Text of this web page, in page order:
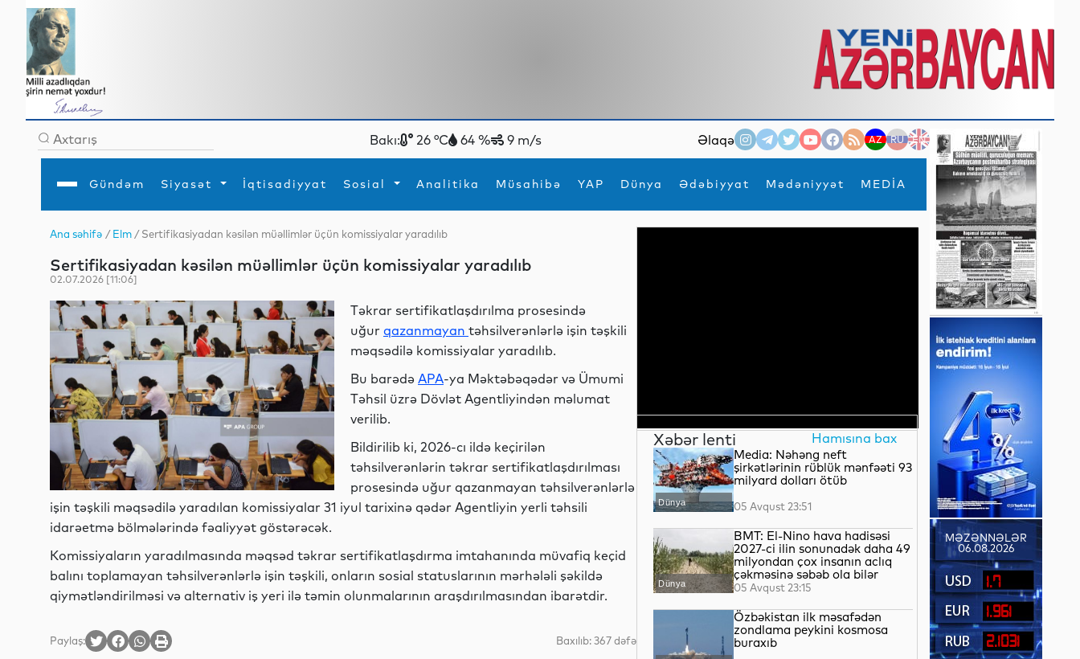
Bakı: 26 °C 64 % 9 m/s Əlaqə AZ RU EN
Gündəm Siyasət İqtisadiyyat Sosial Analitika Müsahibə YAP Dünya Ədəbiyyat Mədəniyyət MEDİA
×
Gündəm
İqtisadiyyat
Analitika
Mədəniyyət
Müsahibə
MEDİA
Xarici siyasətTurizm
Hadisə
Diaspor
İdmanYeni texnologiyalar
Ana səhifə /Elm / Sertifikasiyadan kəsilən müəllimlər üçün komissiyalar yaradılıb
Sertifikasiyadan kəsilən müəllimlər üçün komissiyalar yaradılıb
02.07.2026 [11:06]
Təkrar sertifikatlaşdırılma prosesində
uğur qazanmayan təhsilverənlərlə işin təşkili
məqsədilə komissiyalar yaradılıb.
Bu barədə APA-ya Məktəbəqədər və Ümumi
Təhsil üzrə Dövlət Agentliyindən məlumat
verilib.
Bildirilib ki, 2026-cı ildə keçirilən
təhsilverənlərin təkrar sertifikatlaşdırılması
prosesində uğur qazanmayan təhsilverənlərlə
işin təşkili məqsədilə yaradılan komissiyalar 31 iyul tarixinə qədər Agentliyin yerli təhsili
idarəetmə bölmələrində fəaliyyət göstərəcək.
Komissiyaların yaradılmasında məqsəd təkrar sertifikatlaşdırma imtahanında müvafiq keçid
balını toplamayan təhsilverənlərlə işin təşkili, onların sosial statuslarının mərhələli şəkildə
qiymətləndirilməsi və alternativ iş yeri ilə təmin olunmalarının araşdırılmasından ibarətdir.
Paylaş: Baxılıb: 367 dəfə
Xəbər lenti Hamısına bax
Dünya
Media: Nəhəng neft
şirkətlərinin rüblük mənfəəti 93
milyard dolları ötüb
05 Avqust 23:51
Dünya
BMT: El-Nino hava hadisəsi
2027-ci ilin sonunadək daha 49
milyondan çox insanın aclıq
çəkməsinə səbəb ola bilər
05 Avqust 23:15
Özbəkistan ilk məsafədən
zondlama peykini kosmosa
buraxıb
MƏZƏNNƏLƏR
06.08.2026
1.7
1.961
2.1031